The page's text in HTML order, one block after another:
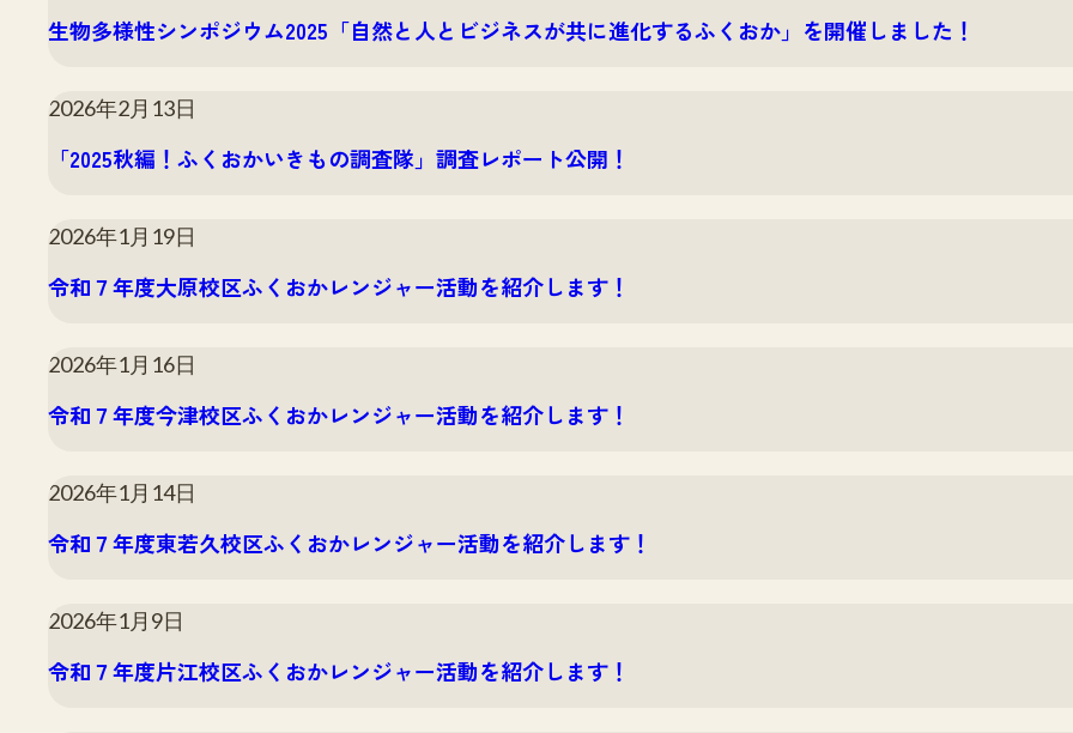
生物多様性シンポジウム2025「自然と人とビジネスが共に進化するふくおか」を開催しました！
2026年2月13日
「2025秋編！ふくおかいきもの調査隊」調査レポート公開！
2026年1月19日
令和７年度大原校区ふくおかレンジャー活動を紹介します！
2026年1月16日
令和７年度今津校区ふくおかレンジャー活動を紹介します！
2026年1月14日
令和７年度東若久校区ふくおかレンジャー活動を紹介します！
2026年1月9日
令和７年度片江校区ふくおかレンジャー活動を紹介します！